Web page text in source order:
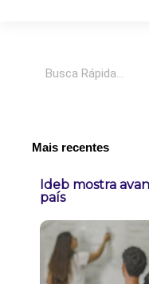
Mais recentes
Ideb mostra
país